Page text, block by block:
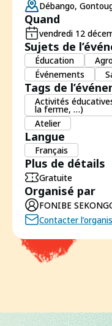
Débango,
Quand
vendredi 12
Sujets de
Éducation
Événements
Tags de
Activités
la ferme, …)
Atelier
Langue
Français
Plus de détails
Gratuite
Organisé par
FONIBE
Contacter